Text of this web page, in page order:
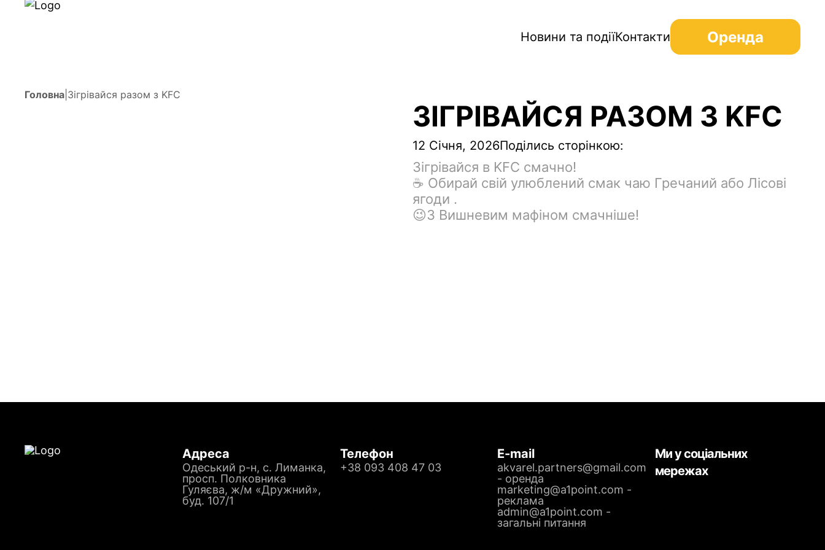
Новини та подіїКонтакти Оренда
Головна Зігрівайся разом з KFC
ЗІГРІВАЙСЯ РАЗОМ З KFC
12 Січня, 2026Поділись сторінкою:
Зігрівайся в KFC смачно!
☕️ Обирай свій улюблений смак чаю Гречаний або Лiсовi
ягоди .
😉З Вишневим мафiном смачніше!
Адреса
Одеський р-н, с. Лиманка,
просп. Полковника
Гуляєва, ж/м «Дружний»,
буд. 107/1
Телефон
+38 093 408 47 03
E-mail
akvarel.partners@gmail.com
- оренда
marketing@a1point.com -
реклама
admin@a1point.com -
загальні питання
Ми у соціальних
мережах